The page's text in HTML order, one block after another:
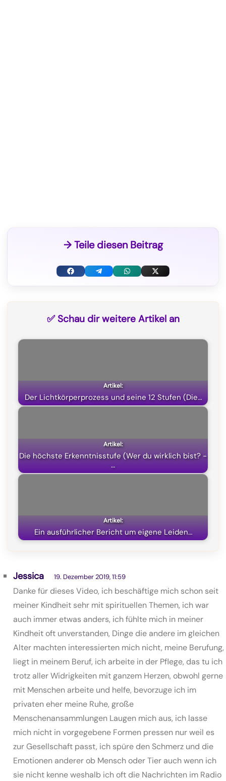
→ Teile diesen Beitrag
F
o
k
T
a
m
W
p
p
X
T
t
e
✅ Schau dir weitere Artikel an
Der Lichtkörperprozess und seine 12 Stufen (Die…
Die höchste Erkenntnisstufe (Wer du wirklich bist? -
…
Ein ausführlicher Bericht um eigene Leiden…
Jessica 19. Dezember 2019, 11:59
Danke für dieses Video, ich beschäftige mich schon seit
meiner Kindheit sehr mit spirituellen Themen, ich war
auch immer etwas anders, ich fühlte mich in meiner
Kindheit oft unverstanden, Dinge die andere im gleichen
Alter machten interessierten mich nicht, meine Berufung,
liegt in meinem Beruf, ich arbeite in der Pflege, das tu ich
trotz aller Widrigkeiten mit ganzem Herzen, obwohl gerne
mit Menschen arbeite und helfe, bevorzuge ich im
privaten eher meine Ruhe, große
Menschenansammlungen Laugen mich aus, ich lasse
mich nicht in vorgegebene Formen pressen nur weil es
zur Gesellschaft passt, ich spüre den Schmerz und die
Emotionen anderer ob Mensch oder Tier auch wenn ich
sie nicht kenne weshalb ich oft die Nachrichten im Radio